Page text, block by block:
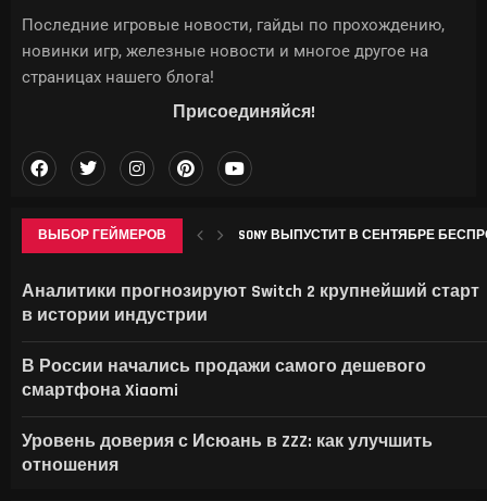
ВЫБОР ГЕЙМЕРОВ SONY ВЫПУСТИТ В СЕНТЯБРЕ
Аналитики прогнозируют Switch 2 крупнейший старт
в истории индустрии
В России начались продажи самого дешевого
смартфона Xiaomi
Уровень доверия с Исюань в ZZZ: как улучшить
отношения
Последние игровые новости, гайды по прохождению,
новинки игр, железные новости и многое другое на
страницах нашего блога!
Присоединяйся!